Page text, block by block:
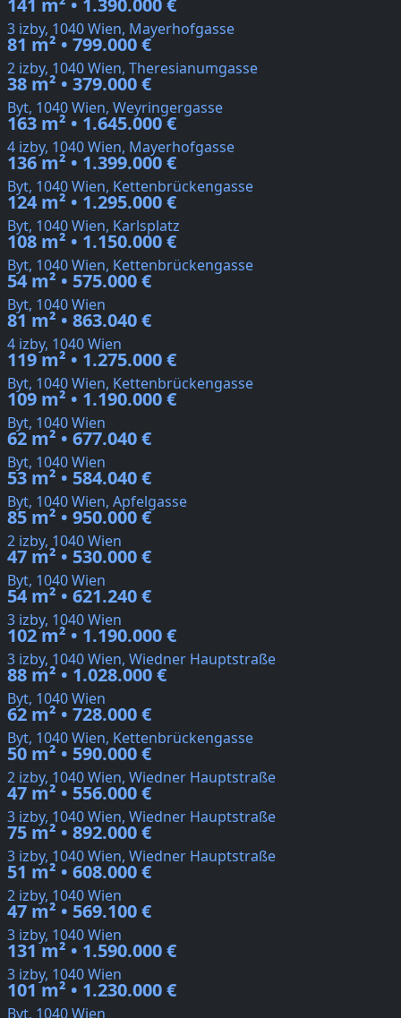
141 m² • 1.390.000 €
3 izby, 1040 Wien, Mayerhofgasse
81 m² • 799.000 €
2 izby, 1040 Wien, Theresianumgasse
38 m² • 379.000 €
Byt, 1040 Wien, Weyringergasse
163 m² • 1.645.000 €
4 izby, 1040 Wien, Mayerhofgasse
136 m² • 1.399.000 €
Byt, 1040 Wien, Kettenbrückengasse
124 m² • 1.295.000 €
Byt, 1040 Wien, Karlsplatz
108 m² • 1.150.000 €
Byt, 1040 Wien, Kettenbrückengasse
54 m² • 575.000 €
Byt, 1040 Wien
81 m² • 863.040 €
4 izby, 1040 Wien
119 m² • 1.275.000 €
Byt, 1040 Wien, Kettenbrückengasse
109 m² • 1.190.000 €
Byt, 1040 Wien
62 m² • 677.040 €
Byt, 1040 Wien
53 m² • 584.040 €
Byt, 1040 Wien, Apfelgasse
85 m² • 950.000 €
2 izby, 1040 Wien
47 m² • 530.000 €
Byt, 1040 Wien
54 m² • 621.240 €
3 izby, 1040 Wien
102 m² • 1.190.000 €
3 izby, 1040 Wien, Wiedner Hauptstraße
88 m² • 1.028.000 €
Byt, 1040 Wien
62 m² • 728.000 €
Byt, 1040 Wien, Kettenbrückengasse
50 m² • 590.000 €
2 izby, 1040 Wien, Wiedner Hauptstraße
47 m² • 556.000 €
3 izby, 1040 Wien, Wiedner Hauptstraße
75 m² • 892.000 €
3 izby, 1040 Wien, Wiedner Hauptstraße
51 m² • 608.000 €
2 izby, 1040 Wien
47 m² • 569.100 €
3 izby, 1040 Wien
131 m² • 1.590.000 €
3 izby, 1040 Wien
101 m² • 1.230.000 €
Byt, 1040 Wien